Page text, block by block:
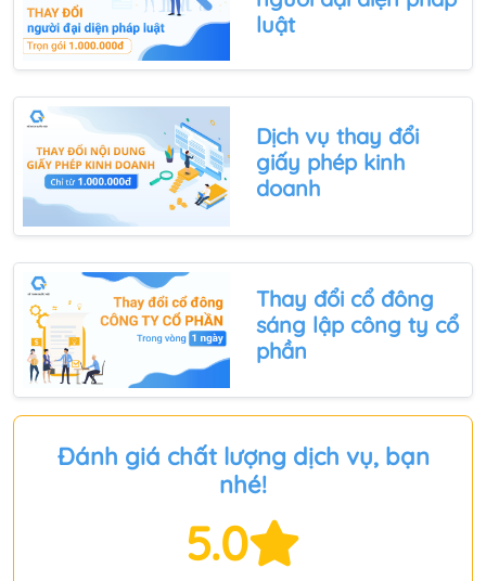
luật
Dịch vụ thay đổi
giấy phép kinh
doanh
Thay đổi cổ đông
sáng lậpcông ty cổ
phần
Đánh giá chất lượng dịch vụ, bạn
nhé!
5.0